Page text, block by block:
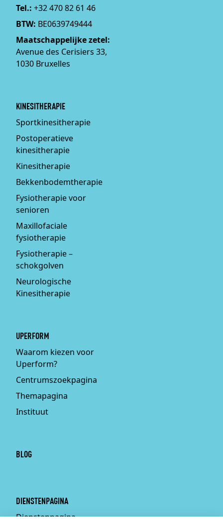
Tel.: +32 470 82 61 46
BTW: BE0639749444
Maatschappelijke zetel:
Avenue des Cerisiers 33,
1030 Bruxelles
KINESITHERAPIE
Sportkinesitherapie
Postoperatieve
kinesitherapie
Kinesitherapie
Bekkenbodemtherapie
Fysiotherapie voor
senioren
Maxillofaciale
fysiotherapie
Fysiotherapie –
schokgolven
Neurologische
Kinesitherapie
UPERFORM
Waarom kiezen voor
Uperform?
Centrumszoekpagina
Themapagina
Instituut
BLOG
DIENSTENPAGINA
Dienstenpagina